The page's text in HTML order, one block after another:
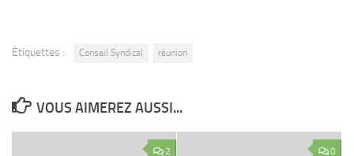
Étiquettes : Conseil Syndical réunion
VOUS AIMEREZ AUSSI...
2 0